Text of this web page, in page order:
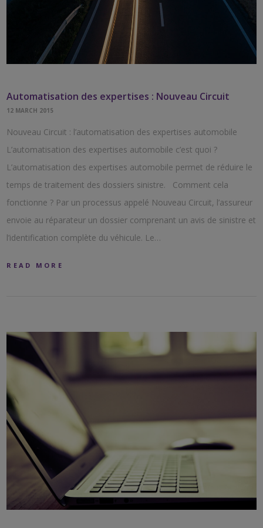
Automatisation des expertises : Nouveau Circuit
12 MARCH 2015
Nouveau Circuit : l’automatisation des expertises automobile
L’automatisation des expertises automobile c’est quoi ?
L’automatisation des expertises automobile permet de réduire le
temps de traitement des dossiers sinistre. Comment cela
fonctionne ? Par un processus appelé Nouveau Circuit, l’assureur
envoie au réparateur un dossier comprenant un avis de sinistre et
l’identification complète du véhicule. Le…
READ MORE